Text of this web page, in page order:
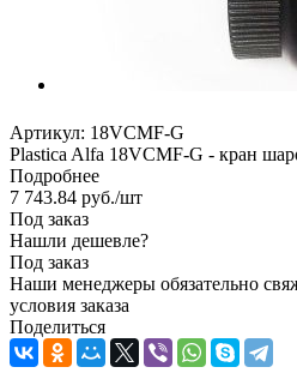
Артикул: 18VCMF-G
Plastica Alfa 18VCMF-G - кран
Подробнее
7 743.84 руб./шт
Под заказ
Нашли дешевле?
Под заказ
Наши менеджеры обязательно
условия заказа
Поделиться